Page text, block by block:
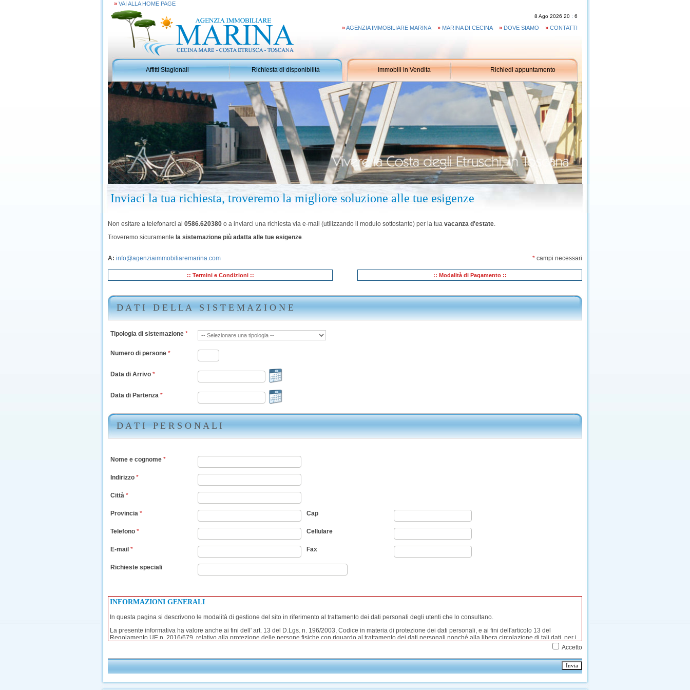
» VAI ALLA HOME PAGE
8 Ago 2026 20 : 6
»AGENZIA IMMOBILIARE MARINA » MARINA DI CECINA » DOVE SIAMO » CONTATTI
Affitti Stagionali Richiesta di disponibilità Immobili in Vendita Richiedi appuntamento
Inviaci la tua richiesta, troveremo la migliore soluzione alle tue esigenze
Non esitare a telefonarci al 0586.620380 o a inviarci una richiesta via e-mail (utilizzando il modulo sottostante) per la tua vacanza d'estate.
Troveremo sicuramente la sistemazione più adatta alle tue esigenze.
A: info@agenziaimmobiliaremarina.com * campi necessari
:: Termini e Condizioni :: :: Modalità di Pagamento ::
D A T I D E L L A S I S T E M A Z I O N E
Tipologia di sistemazione *
Numero di persone *
Data di Arrivo *
Data di Partenza *
D A T I P E R S O N A L I
Nome e cognome *
Indirizzo *
Città *
Provincia * Cap
Telefono * Cellulare
E-mail * Fax
Richieste speciali
Accetto